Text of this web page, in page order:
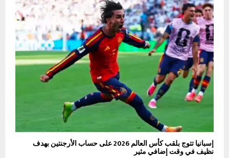
إسبانيا تتوج بلقب كأس العالم 2026 على حساب الأرجنتين بهدف
نظيف في وقت إضافي مثير